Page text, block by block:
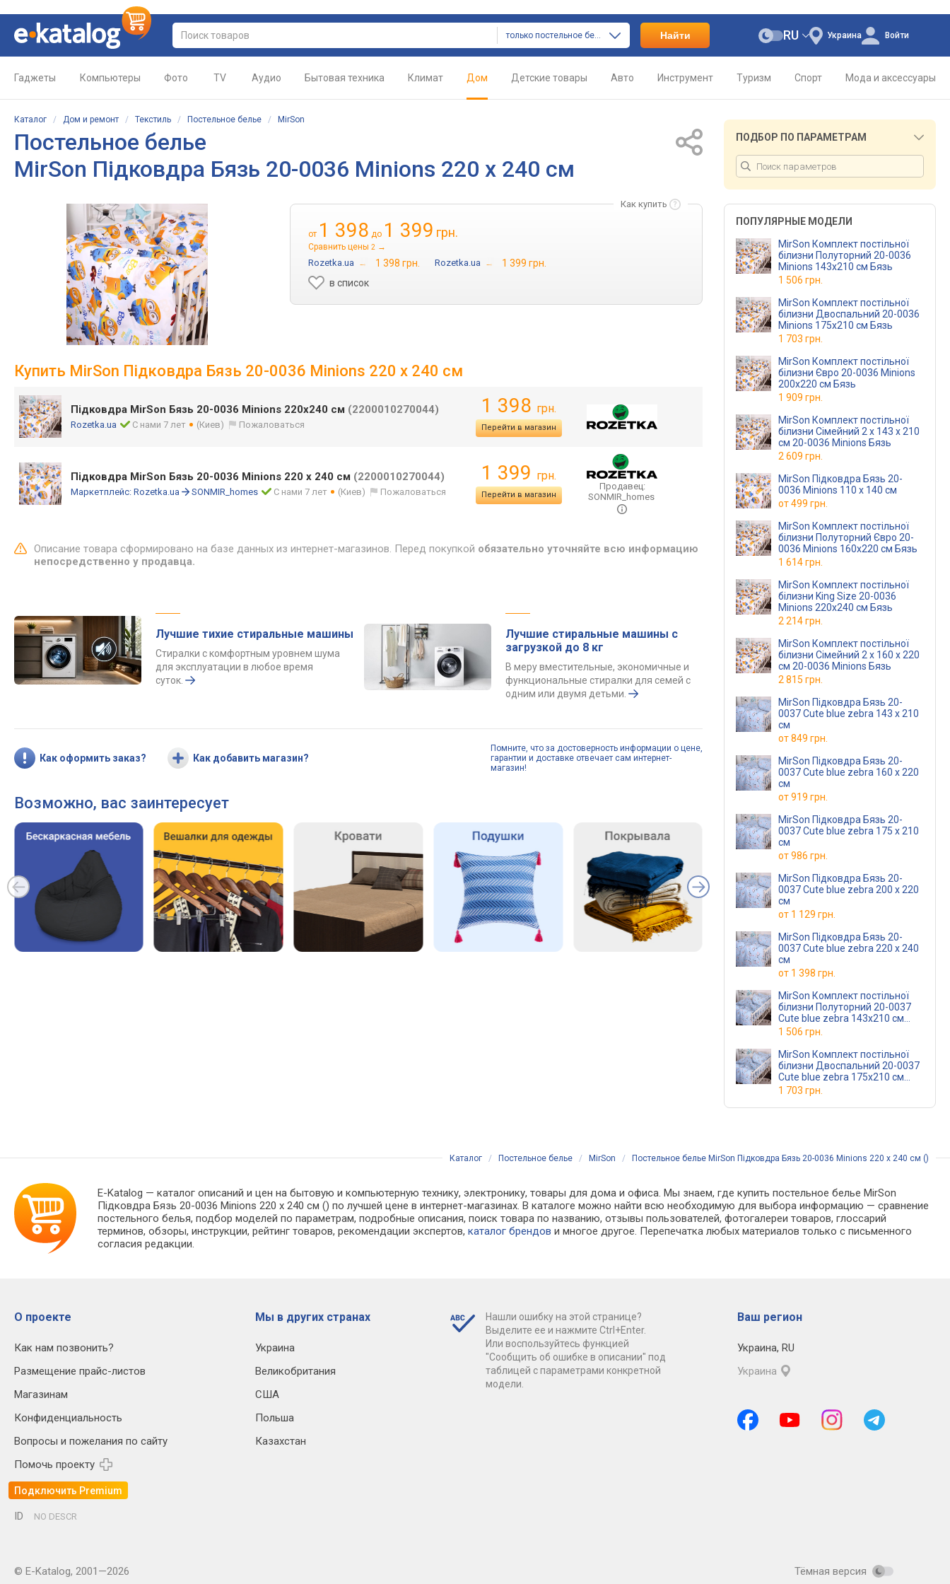
только постельное белье Найти Украина
RU Войти
Гаджеты Компьютеры Фото TV Аудио Бытовая техника Климат Дом Детские товары Авто Инструмент Туризм Спорт Мода и аксессуары
Каталог / Дом и ремонт / Текстиль / Постельное белье / MirSon
Постельное белье
MirSon Підковдра Бязь 20-0036 Minions 220 x 240 см
Как купить
от 1 398 до 1 399 грн.
Сравнить цены 2 →
Rozetka.ua → 1 398 грн. Rozetka.ua →
1 399 грн.
в список
Купить MirSon Підковдра Бязь 20-0036 Minions 220 x 240 см
Підковдра MirSon Бязь 20-0036 Minions 220х240 см (2200010270044)
Rozetka.ua С нами 7 лет (Киев) Пожаловаться
1 398 грн.
Перейти в магазин
Підковдра MirSon Бязь 20-0036 Minions 220 x 240 см (2200010270044)
Маркетплейс: Rozetka.ua SONMIR_homes С нами 7 лет (Киев) Пожаловаться
1 399 грн.
Перейти в магазин
Продавец:
SONMIR_homes
Описание товара сформировано на базе данных из интернет-магазинов. Перед покупкой обязательно уточняйте всю информацию
непосредственно у продавца.
Лучшие тихие стиральные машины
Стиралки с комфортным уровнем шума
для эксплуатации в любое время
суток.
Лучшие стиральные машины с
загрузкой до 8 кг
В меру вместительные, экономичные и
функциональные стиралки для семей с
одним или двумя детьми.
Как оформить заказ? Как добавить магазин?
Помните, что за достоверность информации о цене,
гарантии и доставке отвечает сам интернет-
магазин!
Возможно, вас заинтересует
ПОДБОР ПО ПАРАМЕТРАМ
ПОПУЛЯРНЫЕ МОДЕЛИ
MirSon Комплект постільної
білизни Полуторний 20-0036
Minions 143х210 см Бязь
1 506 грн.
MirSon Комплект постільної
білизни Двоспальний 20-0036
Minions 175х210 см Бязь
1 703 грн.
MirSon Комплект постільної
білизни Євро 20-0036 Minions
200х220 см Бязь
1 909 грн.
MirSon Комплект постільної
білизни Сімейний 2 x 143 x 210
см 20-0036 Minions Бязь
2 609 грн.
MirSon Підковдра Бязь 20-
0036 Minions 110 x 140 см
от499 грн.
MirSon Комплект постільної
білизни Полуторний Євро 20-
0036 Minions 160х220 см Бязь
1 614 грн.
MirSon Комплект постільної
білизни King Size 20-0036
Minions 220х240 см Бязь
2 214 грн.
MirSon Комплект постільної
білизни Сімейний 2 x 160 x 220
см 20-0036 Minions Бязь
2 815 грн.
MirSon Підковдра Бязь 20-
0037 Cute blue zebra 143 x 210
см
от849 грн.
MirSon Підковдра Бязь 20-
0037 Cute blue zebra 160 x 220
см
от919 грн.
MirSon Підковдра Бязь 20-
0037 Cute blue zebra 175 x 210
см
от986 грн.
MirSon Підковдра Бязь 20-
0037 Cute blue zebra 200 x 220
см
от 1 129 грн.
MirSon Підковдра Бязь 20-
0037 Cute blue zebra 220 x 240
см
от 1 398 грн.
MirSon Комплект постільної
білизни Полуторний 20-0037
Cute blue zebra 143х210 см
Бязь
1 506 грн.
MirSon Комплект постільної
білизни Двоспальний 20-0037
Cute blue zebra 175х210 см
Бязь
1 703 грн.
Каталог / Постельное белье / MirSon / Постельное белье MirSon Підковдра Бязь 20-0036 Minions 220 x 240 см ()
E-Katalog — каталог описаний и цен на бытовую и компьютерную технику, электронику, товары для дома и офиса. Мы знаем, где купить постельное белье MirSon
Підковдра Бязь 20-0036 Minions 220 x 240 см () по лучшей цене в интернет-магазинах. В каталоге можно найти всю необходимую для выбора информацию — сравнение
постельного белья, подбор моделей по параметрам, подробные описания, поиск товара по названию, отзывы пользователей, фотогалереи товаров, глоссарий
терминов, обзоры, инструкции, рейтинг товаров, рекомендации экспертов,каталог брендов и многое другое. Перепечатка любых материалов только с письменного
согласия редакции.
О проекте
Как нам позвонить?
Размещение прайс-листов
Магазинам
Конфиденциальность
Вопросы и пожелания по сайту
Помочь проекту
Подключить Premium
Мы в других странах
Украина
Великобритания
США
Польша
Казахстан
Нашли ошибку на этой странице?
Выделите ее и нажмите Ctrl+Enter.
Или воспользуйтесь функцией
"Сообщить об ошибке в описании" под
таблицей с параметрами конкретной
модели.
Ваш регион
Украина, RU
Украина
ID NO DESCR
© E-Katalog, 2001—2026 Тёмная версия